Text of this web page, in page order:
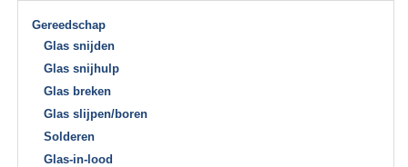
Gereedschap
Glas snijden
Glas snijhulp
Glas breken
Glas slijpen/boren
Solderen
Glas-in-lood